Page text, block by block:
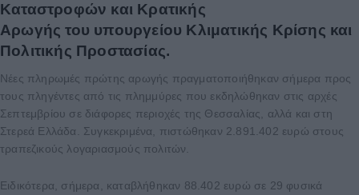
Καταστροφών και Κρατικής
Αρωγής του υπουργείου Κλιματικής Κρίσης και
Πολιτικής Προστασίας.
Νέες πληρωμές πρώτης αρωγής πραγματοποιήθηκαν σήμερα προς
τους πληγέντες από τις πλημμύρες που εκδηλώθηκαν στις αρχές
Σεπτεμβρίου σε διάφορες περιοχές της Θεσσαλίας, αλλά και στη
Στερεά Ελλάδα. Συγκεκριμένα, πιστώθηκαν 2.891.402 ευρώ στους
τραπεζικούς λογαριασμούς πολιτών.
Ειδικότερα, σήμερα, καταβλήθηκαν 88.402 ευρώ σε 29 φυσικά